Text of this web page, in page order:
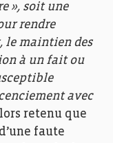
», soit une
rendre
le maintien des
à un fait ou
avec
lors retenu que
faute